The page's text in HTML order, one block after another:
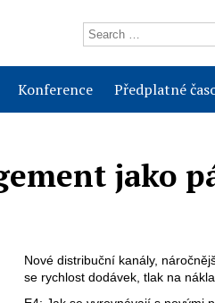
Konference Předplatné
jako
Nové distribuční kanály,
se rychlost dodávek, tlak na